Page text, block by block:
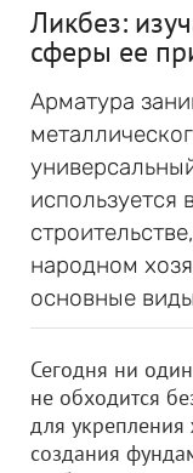
Ликбез:
сферы ее
Арматура
используется
народном
основные
Сегодня ни
не обходится
для укрепления
создания